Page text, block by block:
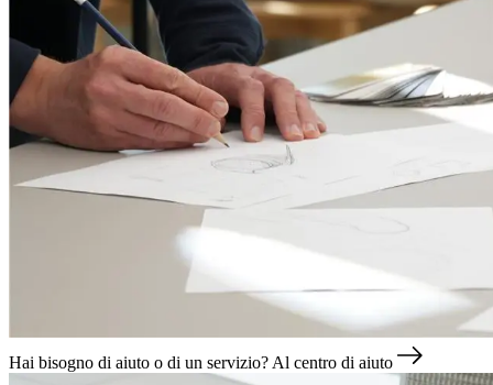
Hai bisogno di aiuto o di un servizio? Al centro di aiuto